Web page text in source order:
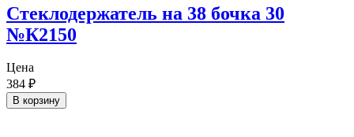
Стеклодержатель на 38 бочка 30
№К2150
Цена
384 ₽
В корзину